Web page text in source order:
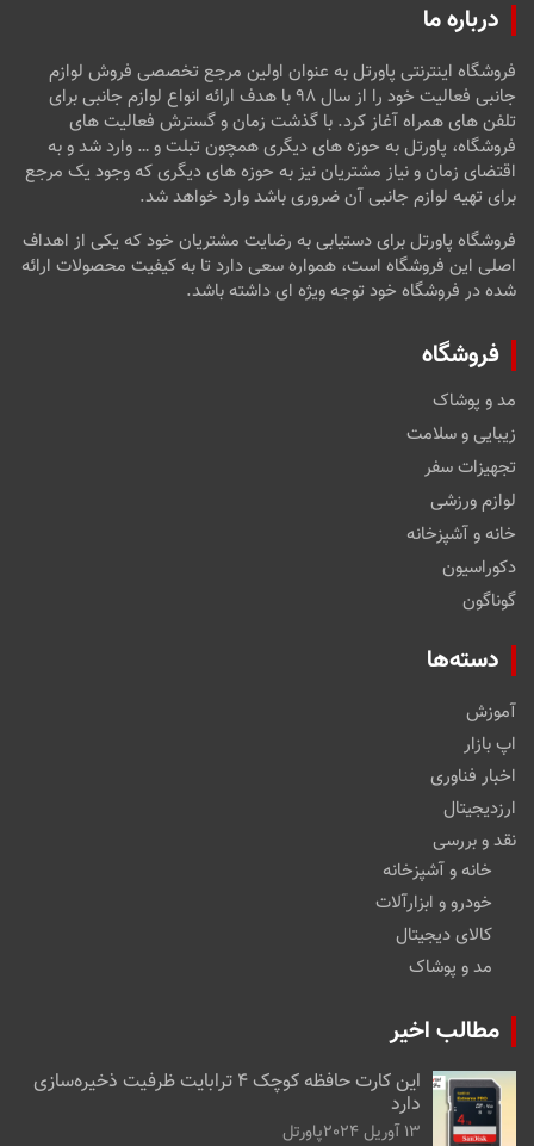
درباره ما
فروشگاه اینترنتی پاورتل به عنوان اولین مرجع تخصصی فروش لوازم
جانبی فعالیت خود را از سال ۹۸ با هدف ارائه انواع لوازم جانبی برای
تلفن های همراه آغاز کرد. با گذشت زمان و گسترش فعالیت های
فروشگاه، پاورتل به حوزه های دیگری همچون تبلت و … وارد شد و به
اقتضای زمان و نیاز مشتریان نیز به حوزه های دیگری که وجود یک مرجع
برای تهیه لوازم جانبی آن ضروری باشد وارد خواهد شد.
فروشگاه پاورتل برای دستیابی به رضایت مشتریان خود که یکی از اهداف
اصلی این فروشگاه است، همواره سعی دارد تا به کیفیت محصولات ارائه
شده در فروشگاه خود توجه ویژه ای داشته باشد.
فروشگاه
مد و پوشاک
زیبایی و سلامت
تجهیزات سفر
لوازم ورزشی
خانه و آشپزخانه
دکوراسیون
گوناگون
دسته‌ها
آموزش
اپ بازار
اخبار فناوری
ارزدیجیتال
نقد و بررسی
خانه و آشپزخانه
خودرو و ابزارآلات
کالای دیجیتال
مد و پوشاک
مطالب اخیر
این کارت حافظه کوچک ۴ ترابایت ظرفیت ذخیره‌سازی
دارد
13 آوریل 2024 پاورتل